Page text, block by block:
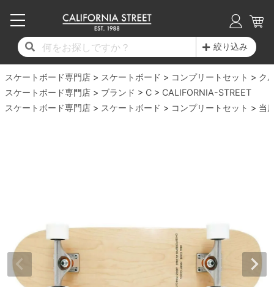
絞り込み
スケートボード専門店 スケートボード コンプリートセット
ク
スケートボード専門店
ブランド C
CALIFORNIA-STREET
スケートボード専門店
スケートボード コンプリートセット 当
17時までのご注文は当日発送！
11,000円以上で送料無料！
毎月1日はポイント5倍！10日と20日は3倍！
コンプリートセット（完成品）
17時までのご注文は当日発送！
11,000円以上で送料無料！
毎月1日はポイント5倍！10日と20日は3倍！
デッキ新着一覧
子供用デッキ
7.0inch以下
7.2inch
7.7inch
7.8inch
17時までのご注文は当日発送！
11,000円以上で送料無料！
毎月1日はポイント5倍！10日と20日は3倍！
トラック新着一覧
7.0inch以下
7.2inch
7.3inch
7.8inch
7.9inch
17時までのご注文は当日発送！
11,000円以上で送料無料！
毎月1日はポイント5倍！10日と20日は3倍！
ウィール新着一覧
50mm
51mm
52mm
56mm
57mm
ボーンズ XF（エックスフォーミュラ）
ボーンズ STF（エスティーエフ）
ベアリング
デッキテープ
17時までのご注文は当日発送！
11,000円以上で送料無料！
毎月1日はポイント5倍！10日と20日は3倍！
シューズ新着一覧
20cm
21cm
22cm
24cm
24.5cm
インソール
シューレース・その他
17時までのご注文は当日発送！
11,000円以上で送料無料！
毎月1日はポイント5倍！10日と20日は3倍！
Tシャツ
トレーナー・セーター
パンツ
17時までのご注文は当日発送！
11,000円以上で送料無料！
毎月1日はポイント5倍！10日と20日は3倍！
最新ブログ一覧
17時までのご注文は当日発送！
11,000円以上で送料無料！
毎月1日はポイント5倍！10日と20日は3倍！
初心者の方へ
ブランド紹介
INFO
17時までのご注文は当日発送！
11,000円以上で送料無料！
毎月1日はポイント5倍！10日と20日は3倍！
店舗情報
求人情報
プライバシーポリシー